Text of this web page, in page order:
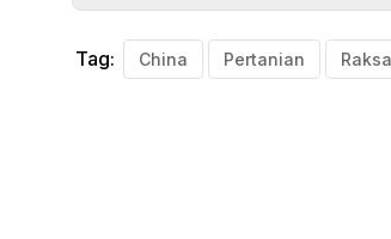
Tag: China Pertanian